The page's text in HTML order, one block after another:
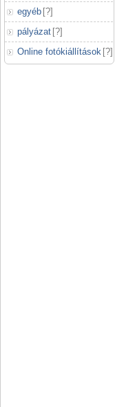
egyéb [?]
pályázat [?]
Online fotókiállítások [?]